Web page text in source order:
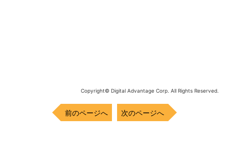
要するに、これまでとほとんど同じような感覚でクラウド・サ
ービスを開発できるため、クラウド・サービスの開発へスキルを
移行するのはそれほど大変ではないだろう。次の画面は実際に
Copyright© Digital Advantage Corp. All Rights Reserved.
前のページへ 次のページへ